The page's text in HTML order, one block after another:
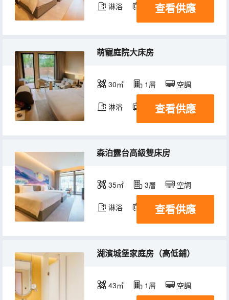
淋浴 電視機
查看供應
萌寵庭院大床房
30㎡ 1層 空調
淋浴 電視機
查看供應
森泊露台高級雙床房
35㎡ 3層 空調
淋浴 電視機
查看供應
湖濱城堡家庭房（高低鋪）
43㎡ 1層 空調